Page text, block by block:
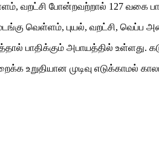
வறட்சி போன்றவற்றால் 127 வகை
வெள்ளம், புயல், வறட்சி, வெப்ப
பாதிக்கும் அபாயத்தில் உள்ளது.
உறுதியான முடிவு எடுக்காமல்